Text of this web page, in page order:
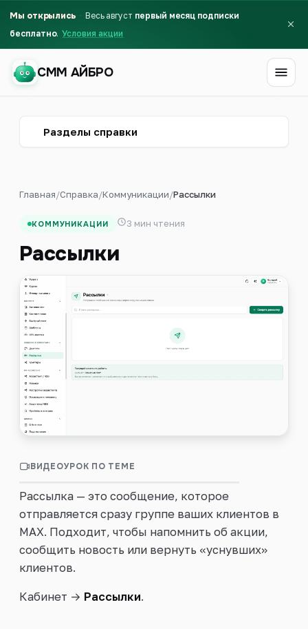
Мы открылись Весь август первый месяц подписки
бесплатно Условия акции
СММ АЙБРО
Первый месяц бесплатно
Разделы справки
Главная/Справка/Коммуникации/Рассылки
КОММУНИКАЦИИ 3 мин чтения
Рассылки
ВИДЕОУРОК ПО ТЕМЕ
Рассылки по базе клиентов
Рассылка — это сообщение, которое
отправляется сразу группе ваших клиентов в
MAX. Подходит, чтобы напомнить об акции,
сообщить новость или вернуть «уснувших»
клиентов.
Кабинет → Рассылки.